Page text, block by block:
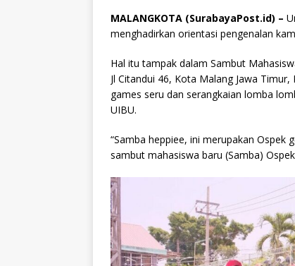
MALANGKOTA (SurabayaPost.id) –
menghadirkan orientasi pengenalan
Hal itu tampak dalam Sambut
Jl Citandui 46, Kota Malang Jawa
games seru dan serangkaian lomba
UIBU.
“Samba heppiee, ini merupakan Ospek
sambut mahasiswa baru (Samba)